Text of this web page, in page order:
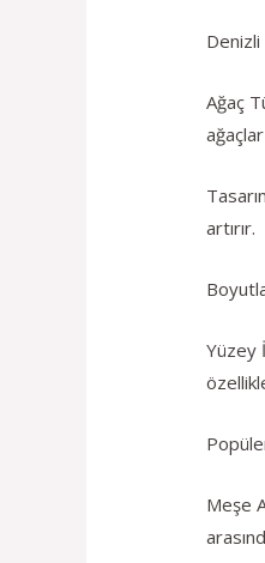
Denizli
Ağaç
artırır.
Yüzey
Meşe